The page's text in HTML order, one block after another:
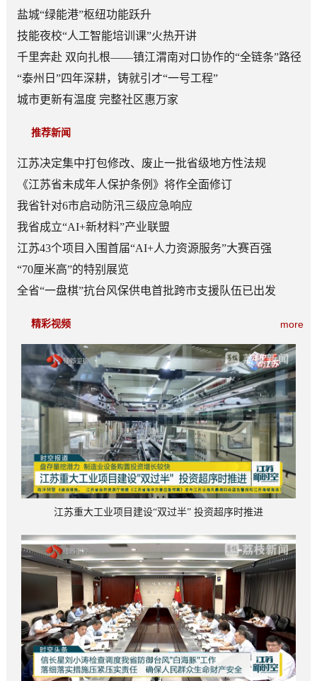
盐城“绿能港”枢纽功能跃升
技能夜校“人工智能培训课”火热开讲
千里奔赴 双向扎根——镇江渭南对口协作的“全链条”路径
“泰州日”四年深耕，铸就引才“一号工程”
城市更新有温度 完整社区惠万家
推荐新闻
江苏决定集中打包修改、废止一批省级地方性法规
《江苏省未成年人保护条例》将作全面修订
我省针对6市启动防汛三级应急响应
我省成立“AI+新材料”产业联盟
江苏43个项目入围首届“AI+人力资源服务”大赛百强
“70厘米高”的特别展览
全省“一盘棋”抗台风保供电首批跨市支援队伍已出发
more
精彩视频
江苏重大工业项目建设“双过半” 投资超序时推进